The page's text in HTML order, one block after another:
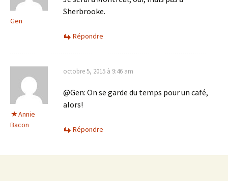
Gen
Sherbrooke.
Répondre
Annie
Bacon
octobre 5, 2015 à 9:46 am
@Gen: On se garde du temps pour un café,
alors!
Répondre